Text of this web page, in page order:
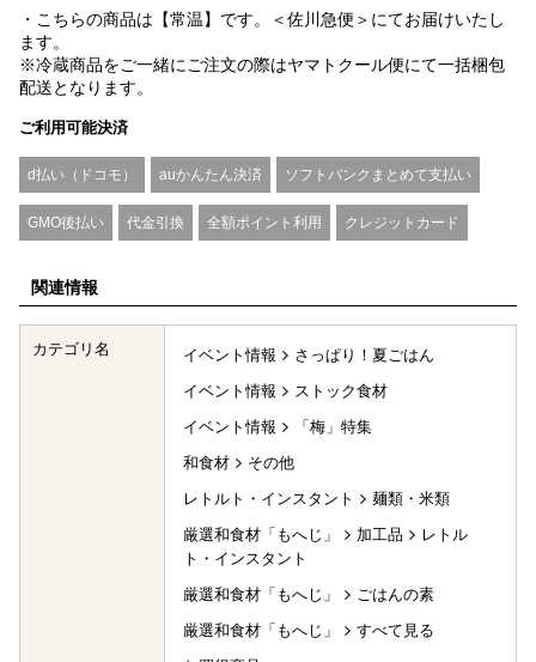
・こちらの商品は【常温】です。＜佐川急便＞にてお届けいたし
ます。
※冷蔵商品をご一緒にご注文の際はヤマトクール便にて一括梱包
配送となります。
ご利用可能決済
d払い（ドコモ） auかんたん決済 ソフトバンクまとめて支払い
GMO後払い 代金引換 全額ポイント利用 クレジットカード
関連情報
カテゴリ名 イベント情報
さっぱり！夏ごはん
イベント情報
ストック食材
イベント情報
「梅」特集
和食材
その他
レトルト・インスタント
麺類・米類
厳選和食材「もへじ」
加工品
レトル
ト・インスタント
厳選和食材「もへじ」
ごはんの素
厳選和食材「もへじ」
すべて見る